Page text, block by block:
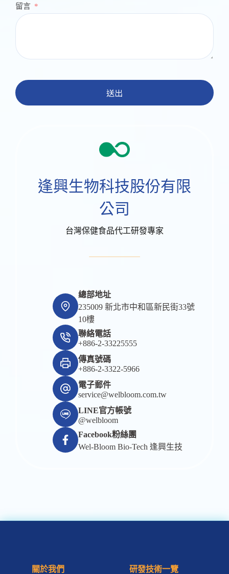
逢興生物科技股份有限
公司
台灣保健食品代工研發專家
總部地址
235009 新北市中和區新民街33號
10樓
聯絡電話
+886-2-33225555
傳真號碼
+886-2-3322-5966
電子郵件
service@welbloom.com.tw
LINE官方帳號
@welbloom
Facebook粉絲團
Wel-Bloom Bio-Tech 逢興生技
留言
送出
關於我們
研發技術一覽